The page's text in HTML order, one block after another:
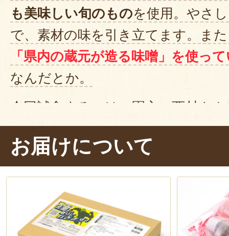
も美味しい旬のものを使用。やさ
で、素材の味を引き立てます。ま
「県内の蔵元が造る味噌」を使っ
なんだとか。
今回試食するのは、園主・西村さ
ただいた「焼きおにぎり」。おに
のタレ「ラ・フランス」
がつきました〜。さっそくい
ぱくり……。ん〜！果物の甘みと
お届けについて